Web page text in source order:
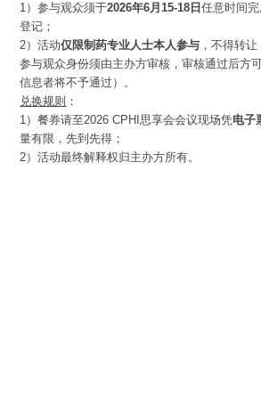
1）参与观众须于2026年6月15-18日任意时间
登记；
2）活动仅限制药专业人士本人参与 ，不得转
参与观众身份须由主办方审核，审核通过后方
信息者将不予通过）。
兑换规则 ：
1）餐券请至2026 CPHI思享会会议现场凭电子
量有限，先到先得；
2）活动最终解释权归主办方所有。